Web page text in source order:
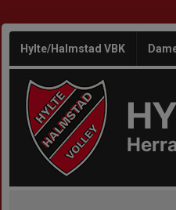
Hylte/Halmstad VBK